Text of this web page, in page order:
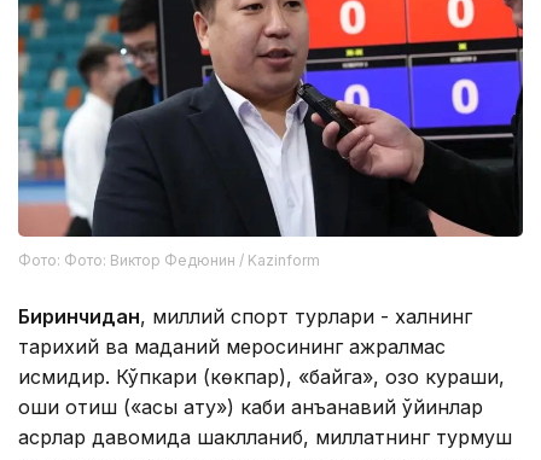
Фото: Фото: Виктор Федюнин / Kazinform
Биринчидан, миллий спорт турлари - халқнинг
тарихий ва маданий меросининг ажралмас
қисмидир. Кўпкари (көкпар), «байга», қозоқ кураши,
ошиқ отиш («асық ату») каби анъанавий ўйинлар
асрлар давомида шаклланиб, миллатнинг турмуш